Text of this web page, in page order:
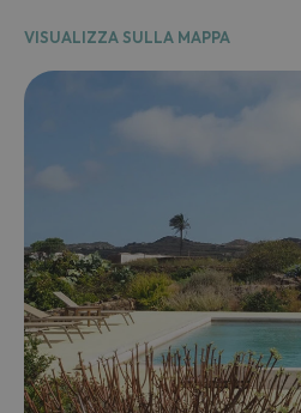
VISUALIZZA SULLA MAPPA